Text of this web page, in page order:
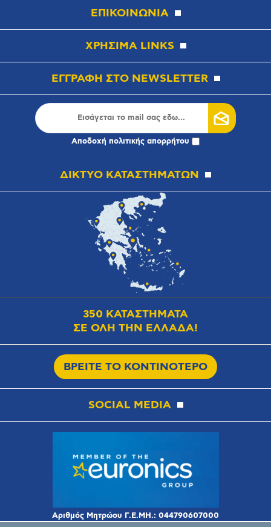
ΕΠΙΚΟΙΝΩΝΙΑ
ΧΡΗΣΙΜΑ LINKS
ΕΓΓΡΑΦΗ ΣΤΟ NEWSLETTER
Αποδοχή πολιτικής απορρήτου
ΔΙΚΤΥΟ ΚΑΤΑΣΤΗΜΑΤΩΝ
350 ΚΑΤΑΣΤΗΜΑΤΑ
ΣΕ ΟΛΗ ΤΗΝ ΕΛΛΑΔΑ!
ΒΡΕΙΤΕ ΤΟ ΚΟΝΤΙΝΟΤΕΡΟ
SOCIAL MEDIA